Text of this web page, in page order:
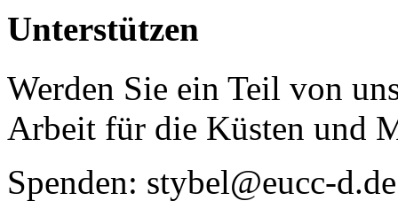
Unterstützen
Werden Sie ein Teil von
Arbeit für die Küsten und
Spenden: stybel@eucc-d.de